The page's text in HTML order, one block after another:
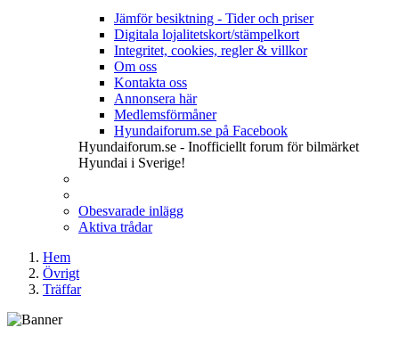
Jämför besiktning - Tider och priser
Digitala lojalitetskort/stämpelkort
Integritet, cookies, regler & villkor
Om oss
Kontakta oss
Annonsera här
Medlemsförmåner
Hyundaiforum.se på Facebook
Hyundaiforum.se - Inofficiellt forum för bilmärket
Hyundai i Sverige!
Obesvarade inlägg
Aktiva trådar
Hem
Övrigt
Träffar